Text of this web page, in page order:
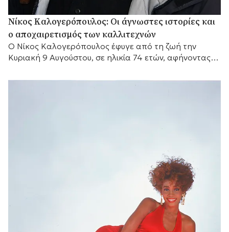
Νίκος Καλογερόπουλος: Οι άγνωστες ιστορίες και
ο αποχαιρετισμός των καλλιτεχνών
Ο Νίκος Καλογερόπουλος έφυγε από τη ζωή την
Κυριακή 9 Αυγούστου, σε ηλικία 74 ετών, αφήνοντας